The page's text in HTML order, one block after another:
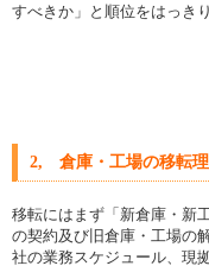
すべきか」と順位をはっき
2, 倉庫・工場の移転
移転にはまず「新倉庫・
の契約及び旧倉庫・工場の
社の業務スケジュール、現